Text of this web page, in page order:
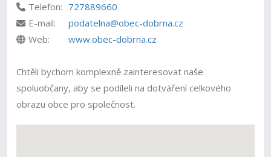
Telefon: 727889660
E-mail:
podatelna@obec-dobrna.cz
Web:
www.obec-dobrna.cz
Chtěli bychom komplexně zainteresovat naše
spoluobčany, aby se podíleli na dotváření celkového
obrazu obce pro společnost.